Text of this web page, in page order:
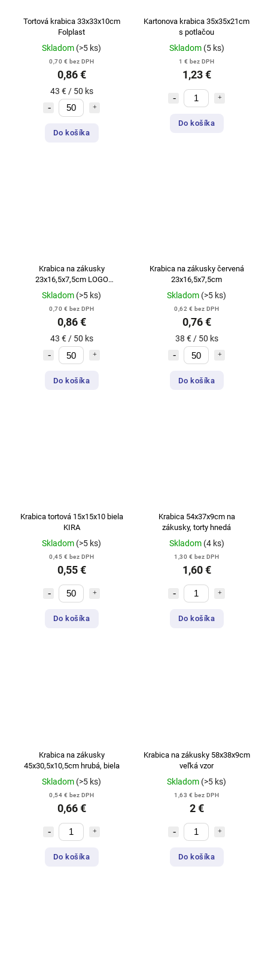
Tortová krabica 33x33x10cm
Folplast
Skladom (>5 ks)
0,70 € bez DPH
0,86 €
43 € / 50 ks
Do košíka
Kartonova krabica 35x35x21cm
s potlačou
Skladom (5 ks)
1 € bez DPH
1,23 €
Do košíka
Krabica na zákusky
23x16,5x7,5cm LOGO
všeobecná
Skladom (>5 ks)
0,70 € bez DPH
0,86 €
43 € / 50 ks
Do košíka
Krabica na zákusky červená
23x16,5x7,5cm
Skladom (>5 ks)
0,62 € bez DPH
0,76 €
38 € / 50 ks
Do košíka
Krabica tortová 15x15x10 biela
KIRA
Skladom (>5 ks)
0,45 € bez DPH
0,55 €
Do košíka
Krabica 54x37x9cm na
zákusky, torty hnedá
Skladom (4 ks)
1,30 € bez DPH
1,60 €
Do košíka
Krabica na zákusky
45x30,5x10,5cm hrubá, biela
Skladom (>5 ks)
0,54 € bez DPH
0,66 €
Do košíka
Krabica na zákusky 58x38x9cm
veľká vzor
Skladom (>5 ks)
1,63 € bez DPH
2 €
Do košíka